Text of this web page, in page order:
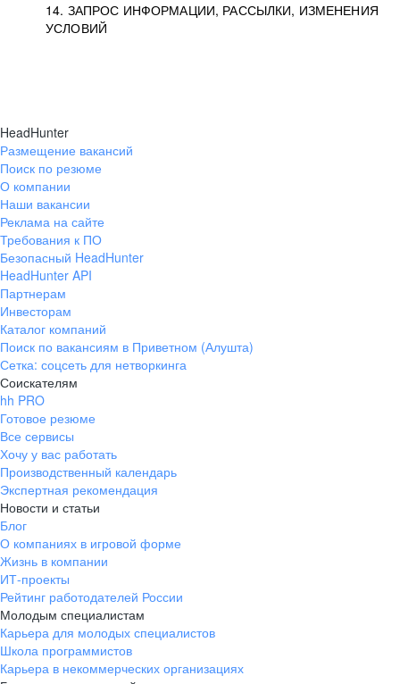
14. ЗАПРОС ИНФОРМАЦИИ, РАССЫЛКИ, ИЗМЕНЕНИЯ
УСЛОВИЙ
HeadHunter
Размещение вакансий
Поиск по резюме
О компании
Наши вакансии
Реклама на сайте
Требования к ПО
Безопасный HeadHunter
HeadHunter API
Партнерам
Инвесторам
Каталог компаний
Поиск по вакансиям в Приветном (Алушта)
Сетка: соцсеть для нетворкинга
Соискателям
hh PRO
Готовое резюме
Все сервисы
Хочу у вас работать
Производственный календарь
Экспертная рекомендация
Новости и статьи
Блог
О компаниях в игровой форме
Жизнь в компании
ИТ-проекты
Рейтинг работодателей России
Молодым специалистам
Карьера для молодых специалистов
Школа программистов
Карьера в некоммерческих организациях